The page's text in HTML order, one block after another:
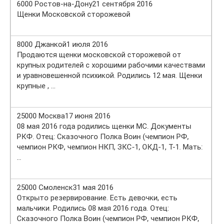
6000 Ростов-на-Дону21 сентября 2016
Щенки Московской сторожевой
8000 Джанкой1 июля 2016
Продаются щенки московской сторожевой от
крупных родителей с хорошими рабочими качествами
и уравновешенной психикой. Родились 12 мая. Щенки
крупные , …
25000 Москва17 июня 2016
08 мая 2016 года родились щенки МС. Документы
РКФ. Отец: Сказочного Полка Воин (чемпион РФ,
чемпион РКФ, чемпион НКП, ЗКС-1, ОКД-1, Т-1. Мать:
…
25000 Смоленск31 мая 2016
Открыто резервирование. Есть девочки, есть
мальчики. Родились 08 мая 2016 года. Отец:
Сказочного Полка Воин (чемпион РФ, чемпион РКФ,